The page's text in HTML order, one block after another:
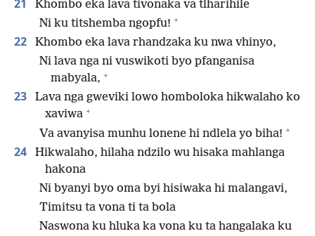
21
Khombo eka lava tivonaka va tlharihile
Ni ku titshemba ngopfu! +
22
Khombo eka lava rhandzaka ku nwa vhinyo,
Ni lava nga ni vuswikoti byo pfanganisa
mabyala, +
23
Lava nga gweviki lowo homboloka hikwalaho ko
xaviwa +
Va avanyisa munhu lonene hi ndlela yo biha! +
24
Hikwalaho, hilaha ndzilo wu hisaka mahlanga
hakona
Ni byanyi byo oma byi hisiwaka hi malangavi,
Timitsu ta vona ti ta bola
Naswona ku hluka ka vona ku ta hangalaka ku